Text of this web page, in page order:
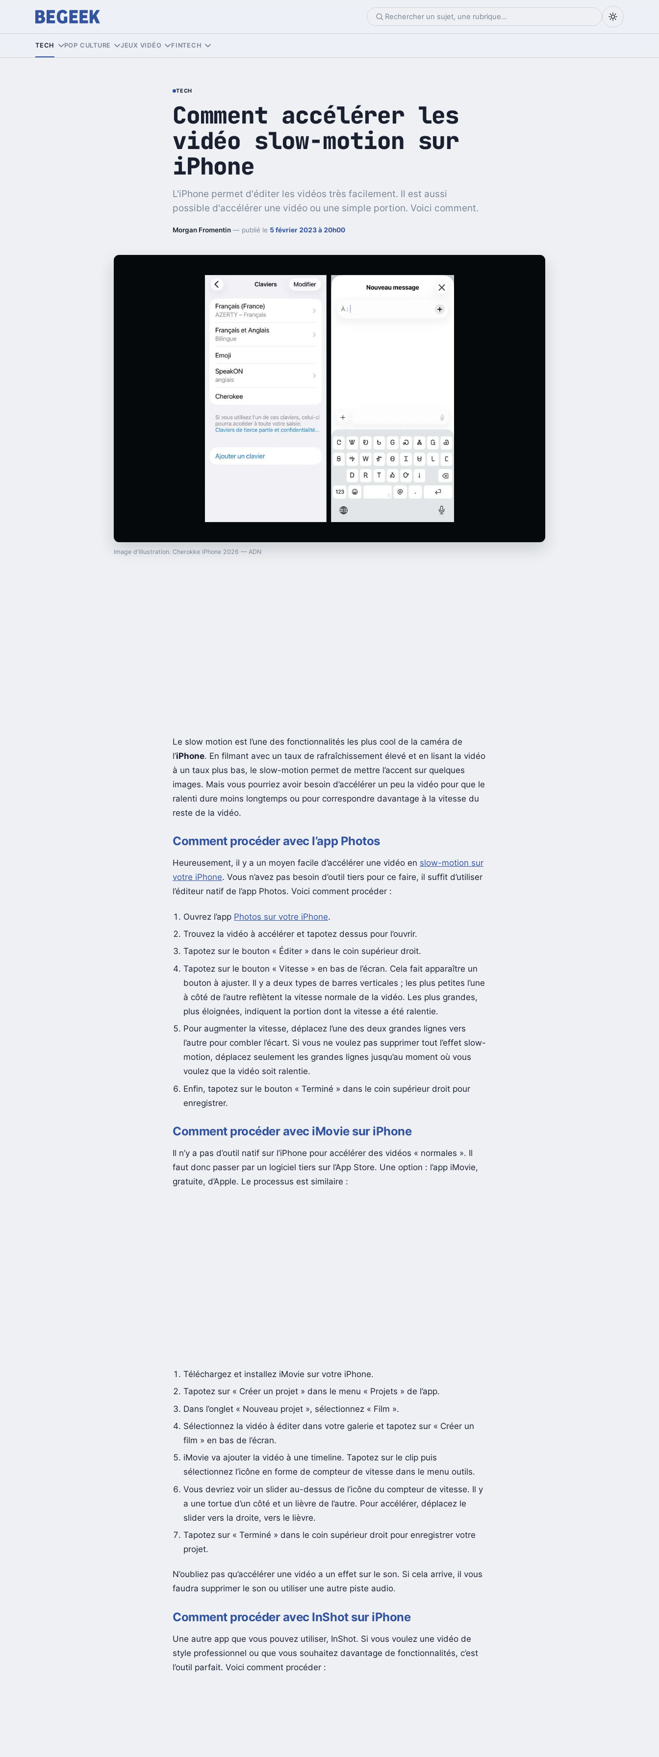
TECH POP CULTURE JEUX VIDÉO FINTECH
TECH
Comment accélérer les
vidéo slow-motion sur
iPhone
L'iPhone permet d'éditer les vidéos très facilement. Il est aussi
possible d'accélérer une vidéo ou une simple portion. Voici comment.
Morgan Fromentin — publié le 5 février 2023 à 20h00
Image d'illustration. Cherokke iPhone 2026 — ADN
Le slow motion est l’une des fonctionnalités les plus cool de la caméra de
l’iPhone. En filmant avec un taux de rafraîchissement élevé et en lisant la vidéo
à un taux plus bas, le slow-motion permet de mettre l’accent sur quelques
images. Mais vous pourriez avoir besoin d’accélérer un peu la vidéo pour que le
ralenti dure moins longtemps ou pour correspondre davantage à la vitesse du
reste de la vidéo.
Comment procéder avec l’app Photos
Heureusement, il y a un moyen facile d’accélérer une vidéo en slow-motion sur
votre iPhone. Vous n’avez pas besoin d’outil tiers pour ce faire, il suffit d’utiliser
l’éditeur natif de l’app Photos. Voici comment procéder :
Ouvrez l’app Photos sur votre iPhone.
Trouvez la vidéo à accélérer et tapotez dessus pour l’ouvrir.
Tapotez sur le bouton « Éditer » dans le coin supérieur droit.
Tapotez sur le bouton « Vitesse » en bas de l’écran. Cela fait apparaître un
bouton à ajuster. Il y a deux types de barres verticales ; les plus petites l’une
à côté de l’autre reflètent la vitesse normale de la vidéo. Les plus grandes,
plus éloignées, indiquent la portion dont la vitesse a été ralentie.
Pour augmenter la vitesse, déplacez l’une des deux grandes lignes vers
l’autre pour combler l’écart. Si vous ne voulez pas supprimer tout l’effet slow-
motion, déplacez seulement les grandes lignes jusqu’au moment où vous
voulez que la vidéo soit ralentie.
Enfin, tapotez sur le bouton « Terminé » dans le coin supérieur droit pour
enregistrer.
Comment procéder avec iMovie sur iPhone
Il n’y a pas d’outil natif sur l’iPhone pour accélérer des vidéos « normales ». Il
faut donc passer par un logiciel tiers sur l’App Store. Une option : l’app iMovie,
gratuite, d’Apple. Le processus est similaire :
Téléchargez et installez iMovie sur votre iPhone.
Tapotez sur « Créer un projet » dans le menu « Projets » de l’app.
Dans l’onglet « Nouveau projet », sélectionnez « Film ».
Sélectionnez la vidéo à éditer dans votre galerie et tapotez sur « Créer un
film » en bas de l’écran.
iMovie va ajouter la vidéo à une timeline. Tapotez sur le clip puis
sélectionnez l’icône en forme de compteur de vitesse dans le menu outils.
Vous devriez voir un slider au-dessus de l’icône du compteur de vitesse. Il y
a une tortue d’un côté et un lièvre de l’autre. Pour accélérer, déplacez le
slider vers la droite, vers le lièvre.
Tapotez sur « Terminé » dans le coin supérieur droit pour enregistrer votre
projet.
N’oubliez pas qu’accélérer une vidéo a un effet sur le son. Si cela arrive, il vous
faudra supprimer le son ou utiliser une autre piste audio.
Comment procéder avec InShot sur iPhone
Une autre app que vous pouvez utiliser, InShot. Si vous voulez une vidéo de
style professionnel ou que vous souhaitez davantage de fonctionnalités, c’est
l’outil parfait. Voici comment procéder :